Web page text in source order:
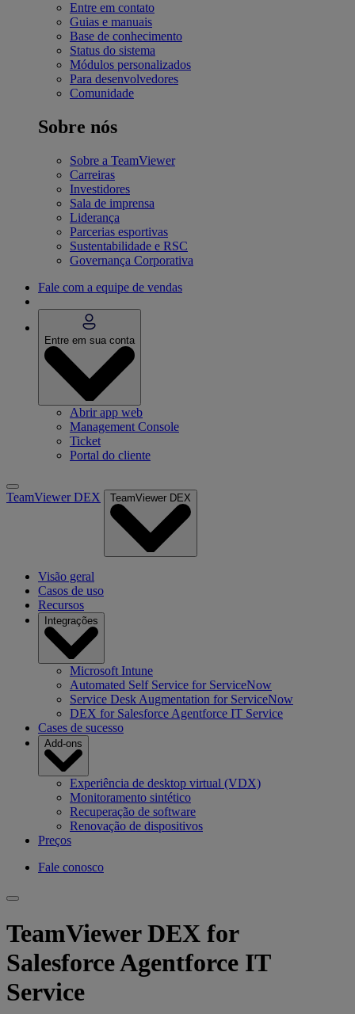
Entre em contato
Guias e manuais
Base de conhecimento
Status do sistema
Módulos personalizados
Para desenvolvedores
Comunidade
Sobre nós
Sobre a TeamViewer
Carreiras
Investidores
Sala de imprensa
Liderança
Parcerias esportivas
Sustentabilidade e RSC
Governança Corporativa
Fale com a equipe de vendas
Entre em sua conta
Abrir app web
Management Console
Ticket
Portal do cliente
TeamViewer DEX TeamViewer DEX
Visão geral
Casos de uso
Recursos
Integrações
Microsoft Intune
Automated Self Service for ServiceNow
Service Desk Augmentation for ServiceNow
DEX for Salesforce Agentforce IT Service
Cases de sucesso
Add-ons
Experiência de desktop virtual (VDX)
Monitoramento sintético
Recuperação de software
Renovação de dispositivos
Preços
Fale conosco
TeamViewer DEX for
Salesforce Agentforce IT
Service